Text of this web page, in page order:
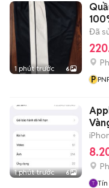
1 phút trước 6
Đã
P
1 phút trước 6